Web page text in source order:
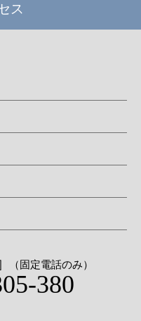
ス
（固定電話のみ）
380